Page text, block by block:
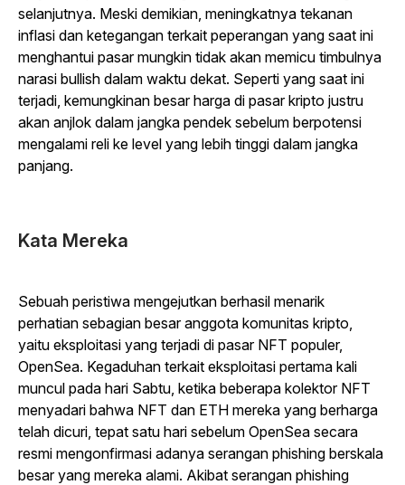
selanjutnya. Meski demikian, meningkatnya tekanan
inflasi dan ketegangan terkait peperangan yang saat ini
menghantui pasar mungkin tidak akan memicu timbulnya
narasi bullish dalam waktu dekat. Seperti yang saat ini
terjadi, kemungkinan besar harga di pasar kripto justru
akan anjlok dalam jangka pendek sebelum berpotensi
mengalami reli ke level yang lebih tinggi dalam jangka
panjang.
Kata Mereka
Sebuah peristiwa mengejutkan berhasil menarik
perhatian sebagian besar anggota komunitas kripto,
yaitu eksploitasi yang terjadi di pasar NFT populer,
OpenSea. Kegaduhan terkait eksploitasi pertama kali
muncul pada hari Sabtu, ketika beberapa kolektor NFT
menyadari bahwa NFT dan ETH mereka yang berharga
telah dicuri, tepat satu hari sebelum OpenSea secara
resmi mengonfirmasi adanya serangan phishing berskala
besar yang mereka alami. Akibat serangan phishing